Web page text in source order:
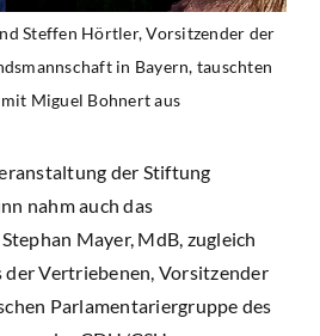
Steffen Hörtler, Vorsitzender der
in Bayern, tauschten
Miguel Bohnert aus
der Stiftung
nahm auch das
Mayer, MdB, zugleich
der Vertriebenen, Vorsitzender
Parlamentariergruppe des